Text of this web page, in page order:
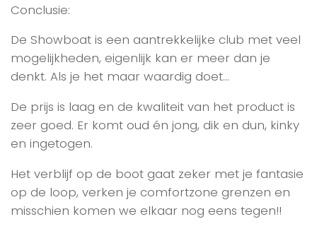
Conclusie:
De Showboat is een aantrekkelijke club met veel
mogelijkheden, eigenlijk kan er meer dan je
denkt. Als je het maar waardig doet…
De prijs is laag en de kwaliteit van het product is
zeer goed. Er komt oud én jong, dik en dun, kinky
en ingetogen.
Het verblijf op de boot gaat zeker met je fantasie
op de loop, verken je comfortzone grenzen en
misschien komen we elkaar nog eens tegen!!